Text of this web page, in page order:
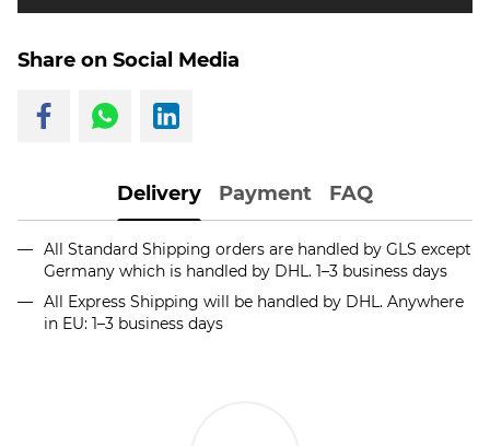
Share on Social Media
Delivery Payment FAQ
All Standard Shipping orders are handled by GLS except
Germany which is handled by DHL. 1–3 business days
All Express Shipping will be handled by DHL. Anywhere
in EU: 1–3 business days